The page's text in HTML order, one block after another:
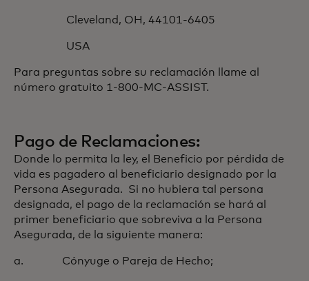
Cleveland, OH, 44101-6405
USA
Para preguntas sobre su reclamación llame al
número gratuito 1-800-MC-ASSIST.
Pago de Reclamaciones:
Donde lo permita la ley, el Beneficio por pérdida de
vida es pagadero al beneficiario designado por la
Persona Asegurada. Si no hubiera tal persona
designada, el pago de la reclamación se hará al
primer beneficiario que sobreviva a la Persona
Asegurada, de la siguiente manera:
a. Cónyuge o Pareja de Hecho;